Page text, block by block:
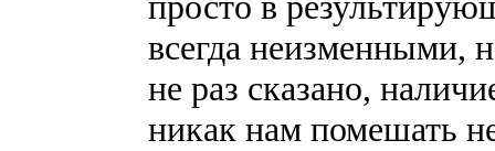
всегда неизменными,
не раз сказано,
никак нам помешать